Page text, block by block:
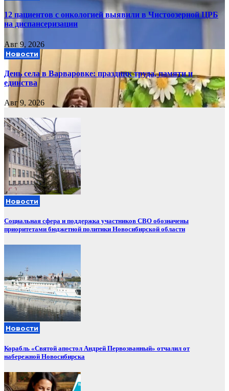
12 пациентов с онкологией выявили в Чистоозерной ЦРБ
на диспансеризации
Авг 9, 2026
Новости
День села в Варваровке: праздник труда, памяти и
единства
Авг 9, 2026
Новости
Социальная сфера и поддержка участников СВО обозначены
приоритетами бюджетной политики Новосибирской области
Новости
Корабль «Святой апостол Андрей Первозванный» отчалил от
набережной Новосибирска